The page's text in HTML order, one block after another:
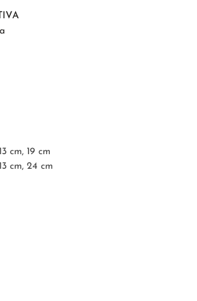
cm, 19 cm
cm, 24 cm